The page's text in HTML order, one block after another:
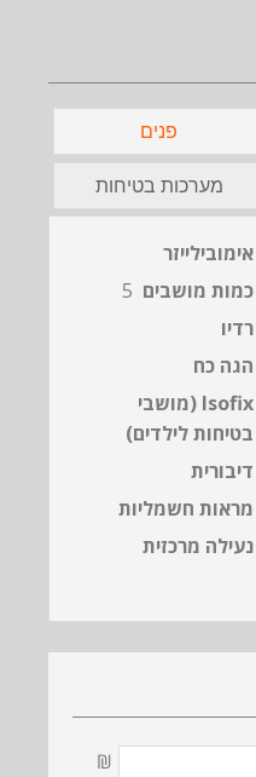
פנים
מערכות בטיחות
אימובילייזר
כמות מושבים
רדיו
הגה כח
Isofix (מושבי
בטיחות לילדים)
דיבורית
מראות חשמליות
נעילה מרכזית
₪